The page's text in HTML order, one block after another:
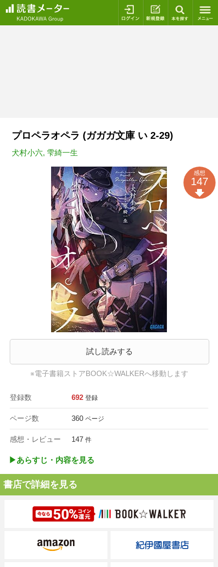
ログイン 新規登録
プロペラオペラ (ガガガ文庫 い 2-29)
犬村小六, 雫綺一生
試し読みする
※電子書籍ストアBOOK☆WALKERへ移動します
登録数 692 登録
ページ数 360 ページ
感想・レビュー 147 件
感想
147
▶︎あらすじ・内容を見る
書店で詳細を見る